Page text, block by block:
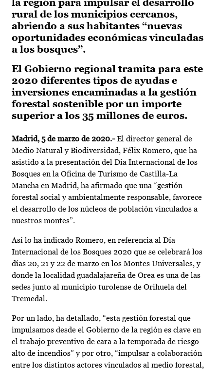
la región para impulsar el desarrollo
rural de los municipios cercanos,
abriendo a sus habitantes “nuevas
oportunidades económicas vinculadas
a los bosques”.
El Gobierno regional tramita para este
2020 diferentes tipos de ayudas e
inversiones encaminadas a la gestión
forestal sostenible por un importe
superior a los 35 millones de euros.
Madrid, 5 de marzo de 2020.- El director general de
Medio Natural y Biodiversidad, Félix Romero, que ha
asistido a la presentación del Día Internacional de los
Bosques en la Oficina de Turismo de Castilla-La
Mancha en Madrid, ha afirmado que una “gestión
forestal social y ambientalmente responsable, favorece
el desarrollo de los núcleos de población vinculados a
nuestros montes”.
Así lo ha indicado Romero, en referencia al Día
Internacional de los Bosques 2020 que se celebrará los
días 20, 21 y 22 de marzo en los Montes Universales, y
donde la localidad guadalajareña de Orea es una de las
sedes junto al municipio turolense de Orihuela del
Tremedal.
Por un lado, ha detallado, “esta gestión forestal que
impulsamos desde el Gobierno de la región es clave en
el trabajo preventivo de cara a la temporada de riesgo
alto de incendios” y por otro, “impulsar a colaboración
entre los distintos actores vinculados al medio forestal,